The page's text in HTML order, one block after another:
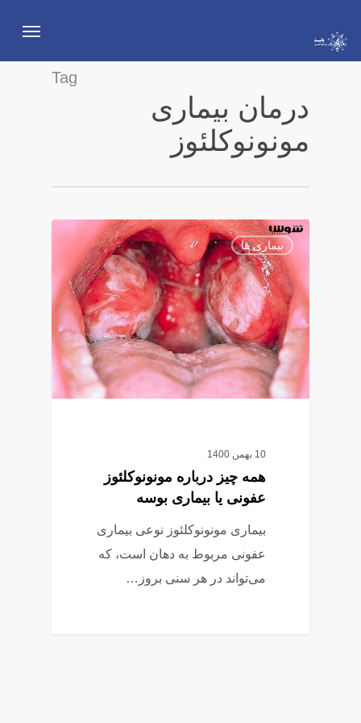
main
Menu
Tag
درمان بیماری
مونونوکلئوز
بیماری ها
10 بهمن 1400
همه چیز درباره مونونوکلئوز
عفونی یا بیماری بوسه
بیماری مونونوکلئوز نوعی بیماری
عفونی مربوط به دهان است، که
می‌تواند در هر سنی بروز…
5